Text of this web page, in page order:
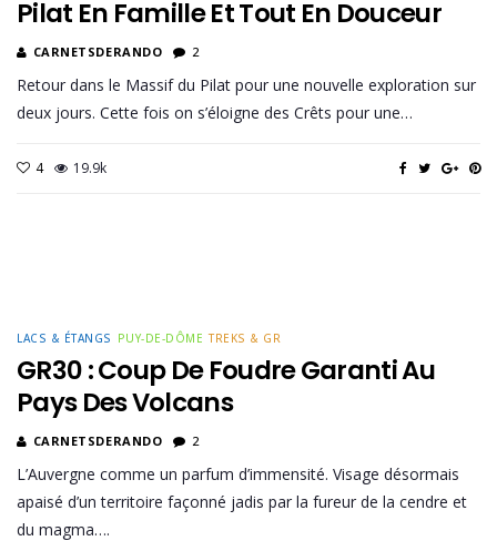
Pilat En Famille Et Tout En Douceur
CARNETSDERANDO 2
Retour dans le Massif du Pilat pour une nouvelle exploration sur
deux jours. Cette fois on s’éloigne des Crêts pour une…
4 19.9k
LACS & ÉTANGS PUY-DE-DÔME TREKS & GR
GR30 : Coup De Foudre Garanti Au
Pays Des Volcans
CARNETSDERANDO 2
L’Auvergne comme un parfum d’immensité. Visage désormais
apaisé d’un territoire façonné jadis par la fureur de la cendre et
du magma….